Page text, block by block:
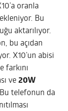
oranla
Bu
aktarılıyor.
bu açıdan
X10’un abisi
farkını
ve20W
telefonun da